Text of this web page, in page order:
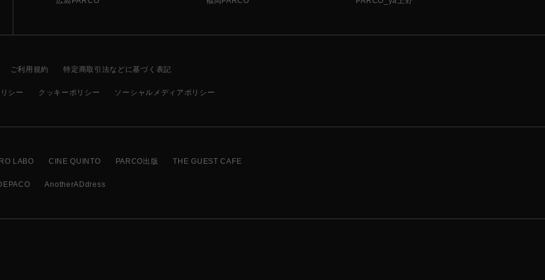
ご利用規約 特定商取引法などに基づく表記
シー クッキーポリシー ソーシャルメディアポリシー
LABO CINE QUINTO PARCO出版 THE GUEST CAFE
AnotherADdress